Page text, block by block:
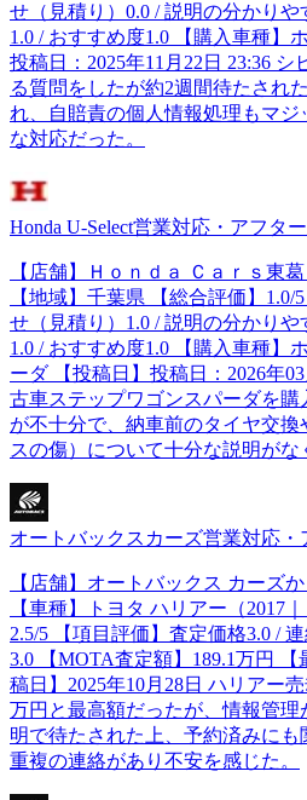
せ（見積り）0.0 / 説明の分かり
1.0 / おすすめ度1.0 【購入車種】
投稿日：2025年11月22日 23:36
る質問をしたが約2週間待たされ
れ、自賠責の個人情報処理もマ
な対応だった。
Honda U-Select営業対応・アフタ
【店舗】Ｈｏｎｄａ Ｃａｒｓ東
【地域】千葉県 【総合評価】
せ（見積り）1.0 / 説明の分かり
1.0 / おすすめ度1.0 【購入車種】
ーダ 【投稿日】投稿日：2026年
古車ステップワゴンスパーダを
が不十分で、納車前のタイヤ交
スの傷）について十分な説明がな
オートバックスカーズ営業対応・
【店舗】オートバックス カーズ
【車種】トヨタ ハリアー（2017
2.5/5 【項目評価】査定価格3.0 /
3.0 【MOTA査定額】189.1万円
稿日】2025年10月28日 ハリアー
万円と最高額だったが、情報管
明で待たされた上、予約済みに
重複の連絡があり不安を感じた。